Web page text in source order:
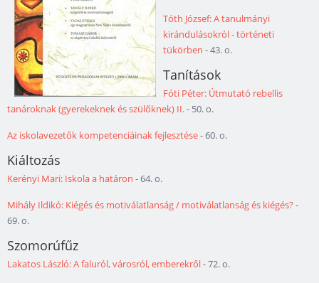
Tóth József: A tanulmányi
kirándulásokról - történeti
tükörben - 43. o.
Tanítások
Fóti Péter: Útmutató rebellis
tanároknak (gyerekeknek és szülőknek) II.- 50. o.
Az iskolavezetők kompetenciáinak fejlesztése- 60. o.
Kiáltozás
Kerényi Mari: Iskola a határon - 64. o.
Mihály Ildikó: Kiégés és motiválatlanság / motiválatlanság és kiégés? -
69. o.
Szomorúfűz
Lakatos László: A faluról, városról, emberekről- 72. o.